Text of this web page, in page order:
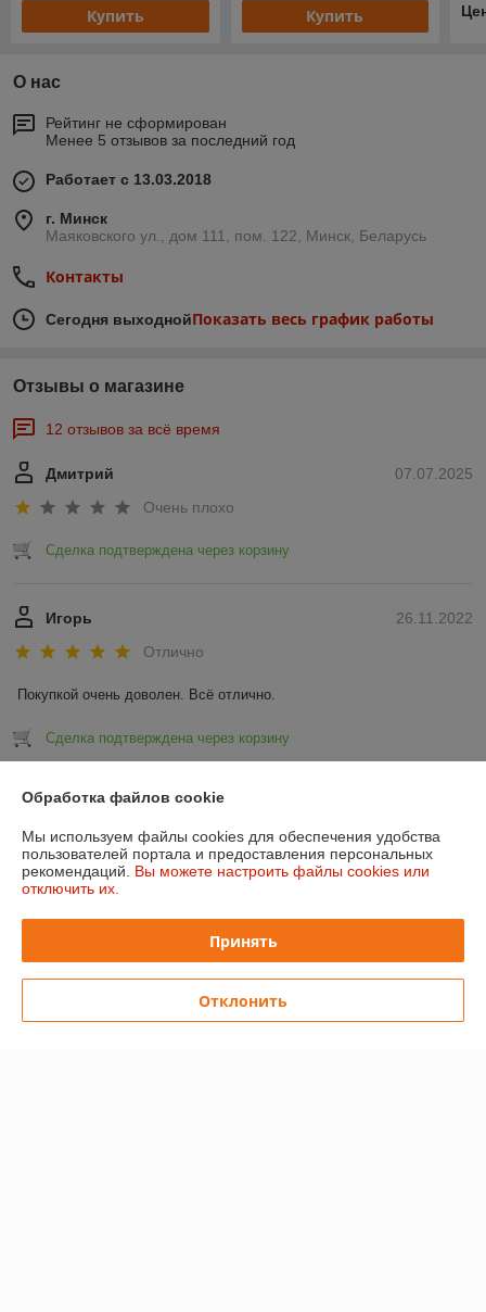
Купить Купить
О нас
Рейтинг не сформирован
Менее 5 отзывов за последний год
Работает с 13.03.2018
г. Минск
Маяковского ул., дом 111, пом. 122, Минск, Беларусь
Контакты
Сегодня выходнойПоказать весь график работы
Отзывы о магазине
12 отзывов за всё время
07.07.2025
Дмитрий
Очень плохо
Сделка подтверждена через корзину
26.11.2022
Игорь
Отлично
Покупкой очень доволен. Всё отлично.
Сделка подтверждена через корзину
Показать все отзывы
О нас
Контакты
Доставка и оплата
График работы
Обработка файлов cookie
Мы используем файлы cookies для обеспечения удобства
пользователей портала и предоставления персональных
рекомендаций. Вы можете настроить файлы cookies или
отключить их.
Принять
Отклонить